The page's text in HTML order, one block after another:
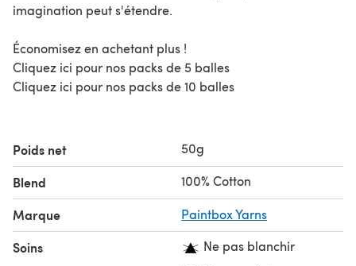
imagination peut s'étendre.
Économisez en achetant plus !
Cliquez ici pour nos packs de 5 balles
Cliquez ici pour nos packs de 10 balles
Poids net 50g
Blend 100% Cotton
Marque Paintbox Yarns
Soins
Ne pas blanchir